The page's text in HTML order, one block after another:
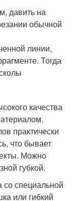
давить на
обычной
линии,
Тогда
качества
практически
что бывает
Можно
губкой.
специальной
или гибкий